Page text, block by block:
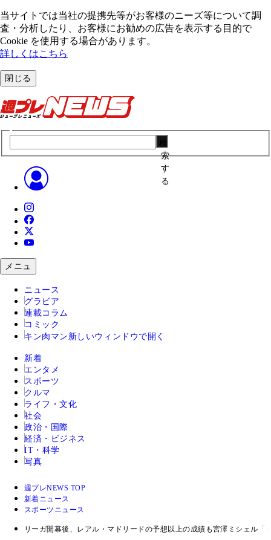
当サイトでは当社の提携先等がお客様のニーズ等について調
査・分析したり、お客様にお勧めの広告を表⽰する⽬的で
Cookie を使⽤する場合があります。
詳しくはこちら
閉じる
索
す
る
メニュ
ニュース
グラビア
連載コラム
コミック
キン肉マン 新しいウィンドウで開く
新着
エンタメ
スポーツ
クルマ
ライフ・文化
社会
政治・国際
経済・ビジネス
IT・科学
写真
週プレNEWS TOP
新着ニュース
スポーツニュース
リーガ開幕後、レアル・マドリードの予想以上の成績も宮澤ミシェル